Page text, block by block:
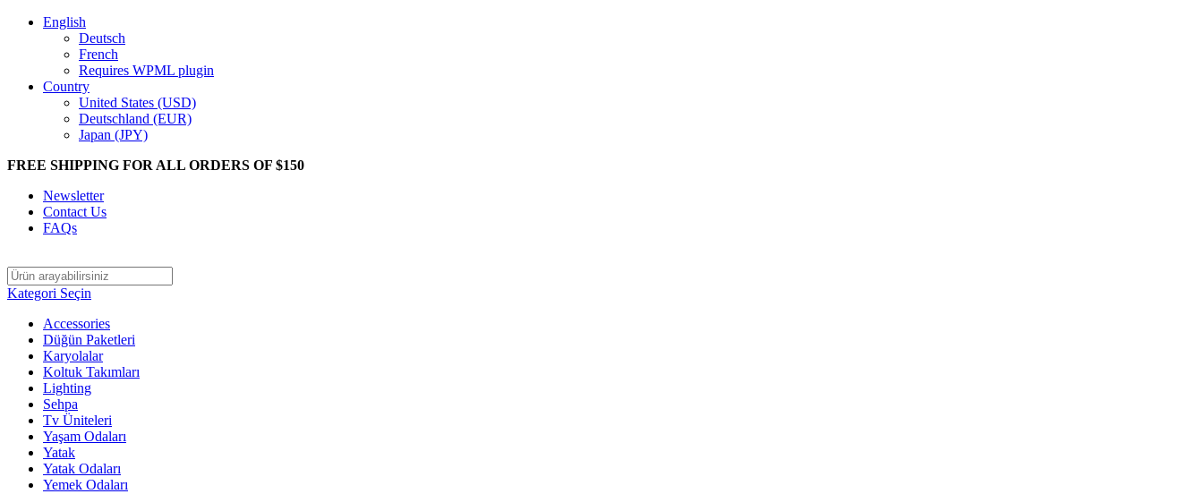
English
Deutsch
French
Requires WPML plugin
Country
United States (USD)
Deutschland (EUR)
Japan (JPY)
FREE SHIPPING FOR ALL ORDERS OF $150
Newsletter
Contact Us
FAQs
Kategori Seçin
Accessories
Düğün Paketleri
Karyolalar
Koltuk Takımları
Lighting
Sehpa
Tv Üniteleri
Yaşam Odaları
Yatak
Yatak Odaları
Yemek Odaları